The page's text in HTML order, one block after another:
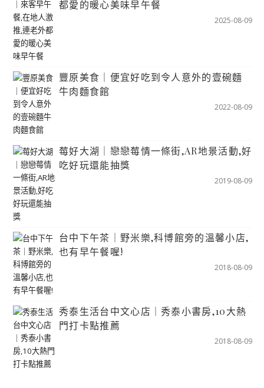
都愛的暖心美味早午餐
2025-08-09
豐原美食｜便宜好吃到令人意外的壹碗麵
牛肉麵食館
2022-08-09
莓好大湖｜戀戀莓情一條街,AR地景活動,好
吃好玩還能抽獎
2019-08-09
台中下午茶｜野米樂,科博館旁的溫馨小店,
也有早午餐喔!
2018-08-09
秀泰生活台中文心店｜秀泰小書房,10大熱
門打卡點推薦
2018-08-09